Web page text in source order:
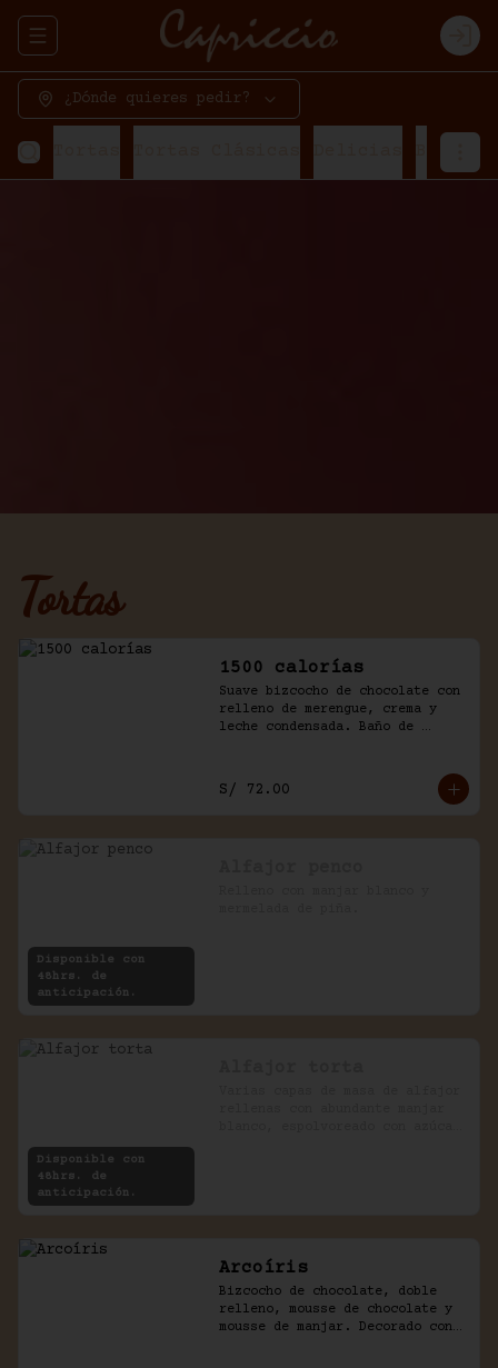
Abrir menu de navegación
¿Dónde quieres pedir?
Tortas
1500 calorías
Suave bizcocho de chocolate con
relleno de merengue, crema y
leche condensada. Baño de
S/ 72.00
Disponible con
48hrs. de
anticipación.
Disponible con
48hrs. de
anticipación.
Arcoíris
Bizcocho de chocolate, doble
relleno, mousse de chocolate y
mousse de manjar. Decorado con